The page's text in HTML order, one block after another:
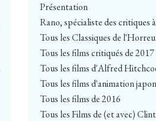
Présentation
Rano, spécialiste des critiques
Tous les Classiques de
Tous les films critiqués de 2017
Tous les films d'Alfred
Tous les films d'animation
Tous les films de 2016
Tous les Films de (et avec)